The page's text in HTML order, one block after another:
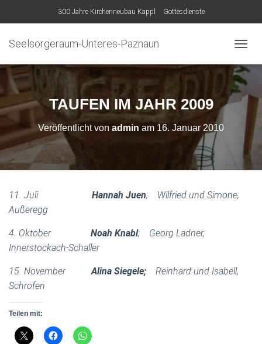
300 Jahre Kirchenneubau Kappl Gottesdienste
Seelsorgeraum-Unteres-Paznaun
A
V
I
G
TAUFEN IM JAHR 2009
Veröffentlicht von admin am 16. Januar 2010
11. Juli Hannah Juen; Wilfried und Simone,
Außeregg
4. Oktober Noah Knabl; Georg Ladner,
Innerstockach-Schaller
15. NovemberAlina Siegele; Reinhard und Isabell,
Schrofen
Teilen mit: